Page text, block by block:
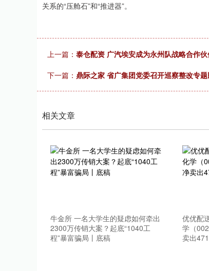
关系的“压舱石”和“推进器”。
上一篇： 泰仓配资 广汽埃安成为永州队战略合作
下一篇： 鼎际之家 省广集团党委召开巡察整改专
相关文章
牛金所 一名大学生的疑虑如何牵出
2300万传销大案？起底“1040工
程”暴富骗局丨底稿
优优配
学（
卖出
深证成指 14311.01 200.89